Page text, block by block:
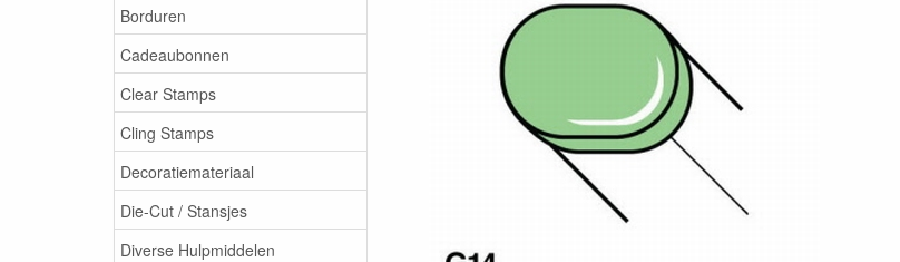
Borduren
Cadeaubonnen
Clear Stamps
Cling Stamps
Decoratiemateriaal
Die-Cut / Stansjes
Diverse Hulpmiddelen